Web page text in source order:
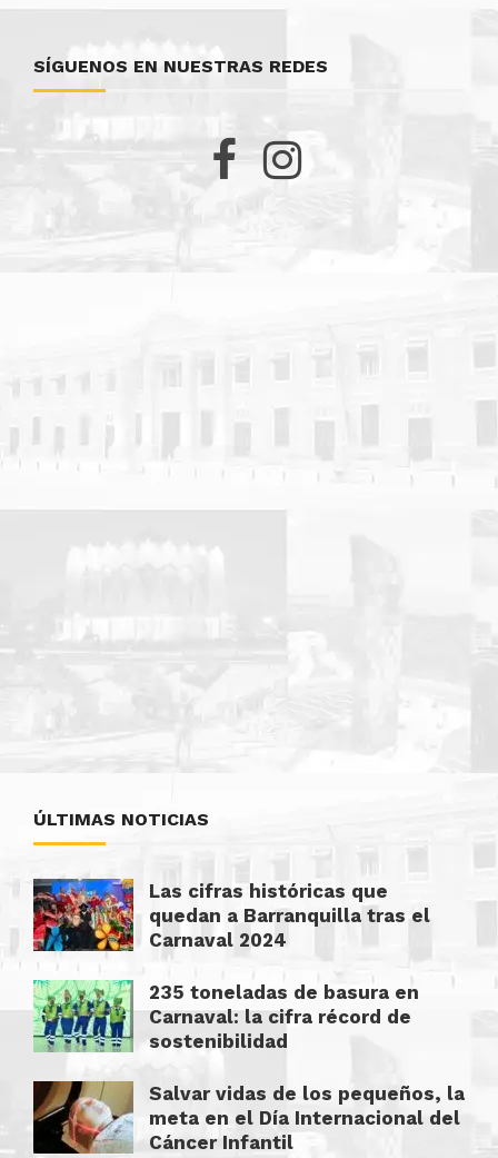
SÍGUENOS EN NUESTRAS REDES
ÚLTIMAS NOTICIAS
Las cifras históricas que
quedan a Barranquilla tras el
Carnaval 2024
235 toneladas de basura en
Carnaval: la cifra récord de
sostenibilidad
Salvar vidas de los pequeños, la
meta en el Día Internacional del
Cáncer Infantil